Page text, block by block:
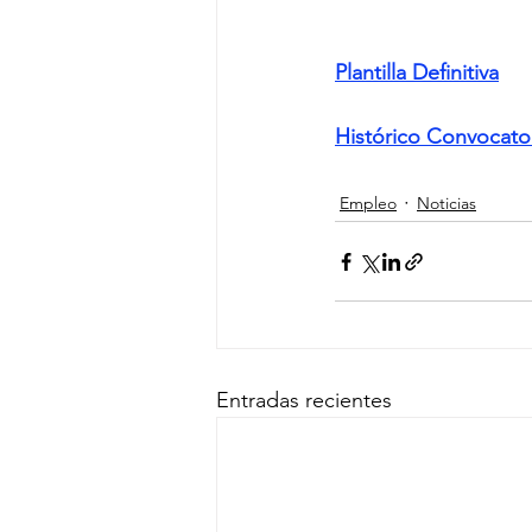
Plantilla Definitiva
Histórico
Empleo Noticias
Entradas recientes